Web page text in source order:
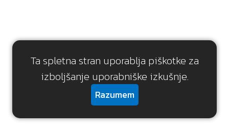
Ta spletna stran uporablja piškotke za
izboljšanje uporabniške izkušnje.
Razumem